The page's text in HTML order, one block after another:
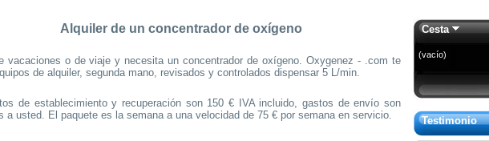
Alquiler de un concentrador de oxígeno
vacaciones o de viaje y necesita un concentrador de oxígeno. Oxygenez - .com te
de alquiler, segunda mano, revisados y controlados dispensar 5 L/min.
de establecimiento y recuperación son 150 € IVA incluido, gastos de envío son
a usted. El paquete es la semana a una velocidad de 75 € por semana en servicio.
Cesta
(vacío)
Testimonio